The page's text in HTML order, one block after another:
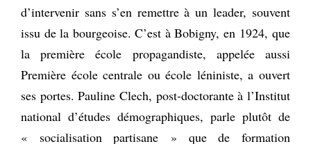
d’intervenir sans s’en remettre à un leader, souvent
issu de la bourgeoise. C’est à Bobigny, en 1924, que
la première école propagandiste, appelée aussi
Première école centrale ou école léniniste, a ouvert
ses portes. Pauline Clech, post-doctorante à l’Institut
national d’études démographiques, parle plutôt de
« socialisation partisane » que de formation